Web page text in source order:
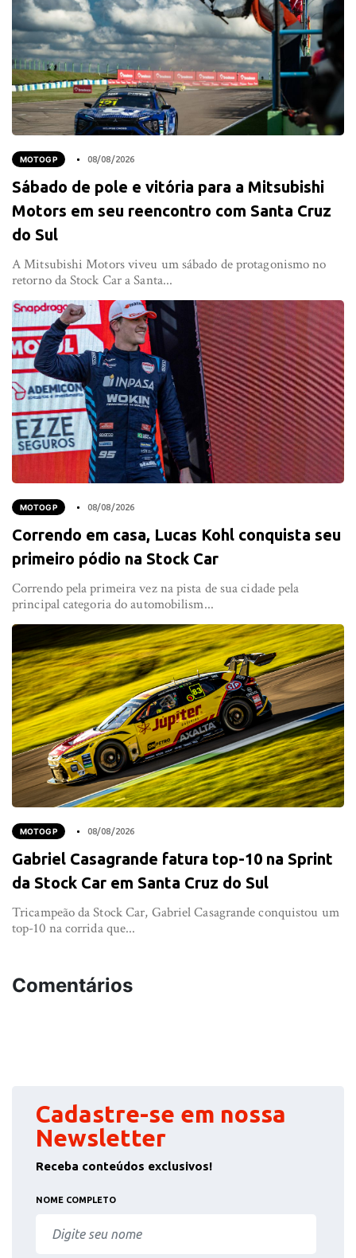
MOTOGP 08/08/2026
Sábado de pole e vitória para a Mitsubishi
Motors em seu reencontro com Santa Cruz
do Sul
A Mitsubishi Motors viveu um sábado de protagonismo no
retorno da Stock Car a Santa...
MOTOGP 08/08/2026
Correndo em casa, Lucas Kohl conquista seu
primeiro pódio na Stock Car
Correndo pela primeira vez na pista de sua cidade pela
principal categoria do automobilism...
MOTOGP 08/08/2026
Gabriel Casagrande fatura top-10 na Sprint
da Stock Car em Santa Cruz do Sul
Tricampeão da Stock Car, Gabriel Casagrande conquistou um
top-10 na corrida que...
Comentários
Cadastre-se em nossa
Newsletter
Receba conteúdos exclusivos!
NOME COMPLETO